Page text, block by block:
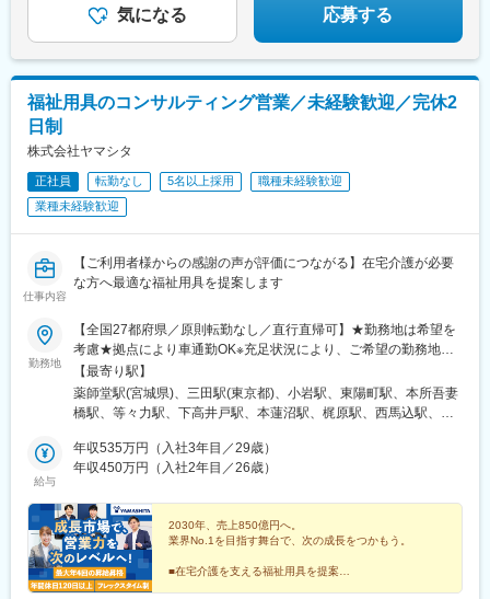
石橋阪大前駅、京都河原町駅、烏丸御池駅、大宮駅(京都府)、京都
駅、東寺駅、桃山御陵前駅、宇治駅(奈良線)、椥辻駅、倉敷市駅、
園駅、京成西船駅、九段下駅、秋葉原駅、日暮里駅、板橋駅、大
塚駅(東京都)、赤羽岩淵駅、西早稲田駅、京急蒲田駅、不動前駅、
正門前駅、立川駅、日本大通り駅、静岡駅、第一通り駅、伏見駅
駅、尾頭橋駅、新豊田駅、東梅田駅、中津駅(地下鉄)、福島駅(大
阪府・阪神線)、新大阪駅、祇園四条駅、四条駅(京都市営)、四条
駅、千葉中央駅、東中山駅、後楽園駅、神田駅(東京都)、西日暮里
駅、下板橋駅、大塚駅前駅、学習院下駅、大崎広小路駅、虎ノ門
浜松駅、国際センター駅、名古屋駅、栄駅(愛知県)、西一宮駅、大
阪梅田駅(阪神線)、中津駅(大阪府・阪急線)、渡辺橋駅、南方駅(大
阪府)、清水五条駅、烏丸駅、十条駅(京都府・近鉄線)、桃山駅、
猿猴橋町駅、的場町駅、横川一丁目駅、県庁前駅(広島県)、九品寺
交差点駅
気になる 応募する
福祉用具のコンサルティング営業／未経験歓迎／完休2
日制
株式会社ヤマシタ
正社員 転勤なし 5名以上採用
職種未経験歓迎
業種未経験歓迎
仕事内容
【ご利用者様からの感謝の声が評価につながる】在宅介護が必要
な方へ最適な福祉用具を提案します
勤務地
【全国27都府県／原則転勤なし／直行直帰可】★勤務地は希望を
考慮★拠点により車通勤OK※充足状況により、ご希望の勤務地で
の募集が終了している場合があります。※転居を伴う転勤の有無
は、半年ごとに希望を伺い、選択いただけます。■東北■・宮城県
（仙台市）■関東■・東京都（東京23区など）・神奈川県（横浜市
城県（水戸市）・栃木県（宇都宮市／足利市）・群馬県（前橋
市）■東海■・愛知県（名古屋市／豊田市／豊橋市／小牧市）・静
阜市）・三重県（四日市市）■信越・北陸■・長野県（長野市）・
山梨県（甲府市）・石川県（金沢市）・富山県（富山市）・福井
県（福井市）■関西■・大阪府・兵庫県（神戸市／尼崎市／姫路
市）・京都府（京都市）・奈良県（奈良市／天理市）・滋賀県
（大津市／彦根市）・和歌山県（和歌山市／田辺市）■中国■・広
【最寄り駅】
薬師堂駅(宮城県)、三田駅(東京都)、小岩駅、東陽町駅、本所吾妻
橋駅、等々力駅、下高井戸駅、本蓮沼駅、梶原駅、西馬込駅、練
調布駅、田無駅、新横浜駅、上大岡駅、二俣川駅、武蔵新城駅、
鷺沼駅、湘南深沢駅、淵野辺駅、南林間駅、南浦和駅、大宮駅(埼
駅、おゆみ野駅、市川駅、動物公園駅、常陸青柳駅、駅東公園前
駅、足利駅、前橋大島駅、黄金駅(愛知県)、黒川駅(愛知県)、笠寺
駅、本山駅(愛知県)、土橋駅(愛知県)、市役所前駅(愛知県)、岩倉
駅(愛知県)、静岡駅、大岡駅(静岡県)、富士駅、藤枝駅、天竜川
駅、細畑駅、中川原駅、安茂里駅、酒折駅、西金沢駅、南富山
給与
年収535万円（入社3年目／29歳）
年収450万円（入社2年目／26歳）
2030年、売上850億円へ。
業界No.1を目指す舞台で、次の成長をつかもう。
■在宅介護を支える福祉用具を提案